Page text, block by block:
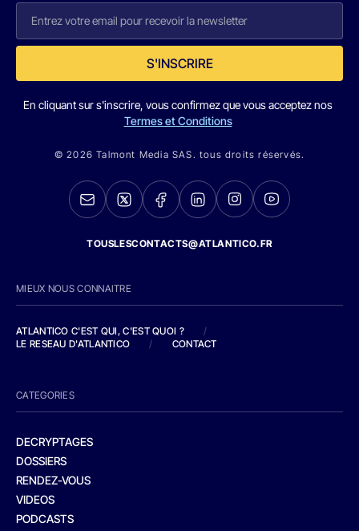
S'INSCRIRE
En cliquant sur s'inscrire, vous confirmez que vous acceptez nos
Termes et Conditions
© 2026 Talmont Media SAS. tous droits réservés.
TOUSLESCONTACTS@ATLANTICO.FR
MIEUX NOUS CONNAITRE
ATLANTICO C'EST QUI, C'EST QUOI ?
/
LE RESEAU D'ATLANTICO
/ CONTACT
CATEGORIES
DECRYPTAGES
DOSSIERS
RENDEZ-VOUS
VIDEOS
PODCASTS